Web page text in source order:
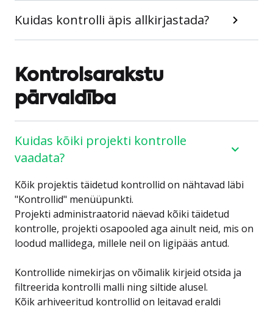
Kuidas kontrolli äpis allkirjastada?
Kontrolsarakstu
pārvaldība
Kuidas kõiki projekti kontrolle
vaadata?
Kõik projektis täidetud kontrollid on nähtavad läbi
"Kontrollid" menüüpunkti.
Projekti administraatorid näevad kõiki täidetud
kontrolle, projekti osapooled aga ainult neid, mis on
loodud mallidega, millele neil on ligipääs antud.
Kontrollide nimekirjas on võimalik kirjeid otsida ja
filtreerida kontrolli malli ning siltide alusel.
Kõik arhiveeritud kontrollid on leitavad eraldi